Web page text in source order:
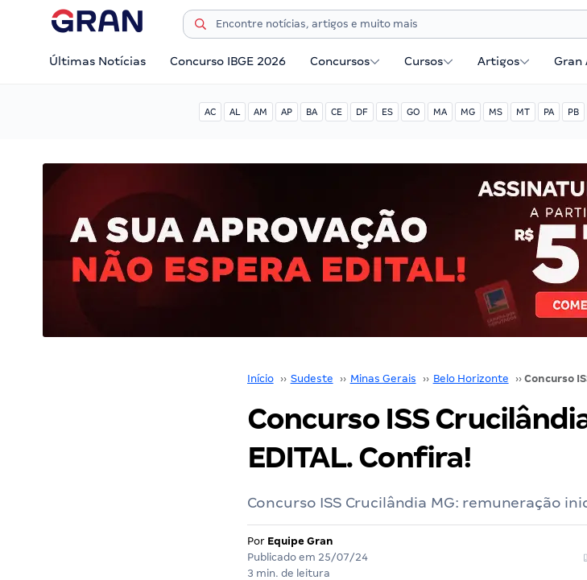
Últimas Notícias Concurso IBGE 2026 Concursos Cursos Artigos Gran
AC AL AM AP BA CE DF ES GO MA MG MS MT PA PB
Início ›› Sudeste ›› Minas Gerais ›› Belo Horizonte ››
Concurso ISS
EDITAL. Confira!
Concurso ISS Crucilândia MG: remuneração
Por Equipe Gran
Publicado em 25/07/24
3 min. de leitura